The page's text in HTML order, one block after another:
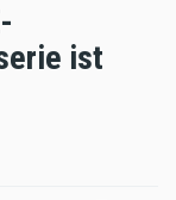
ist